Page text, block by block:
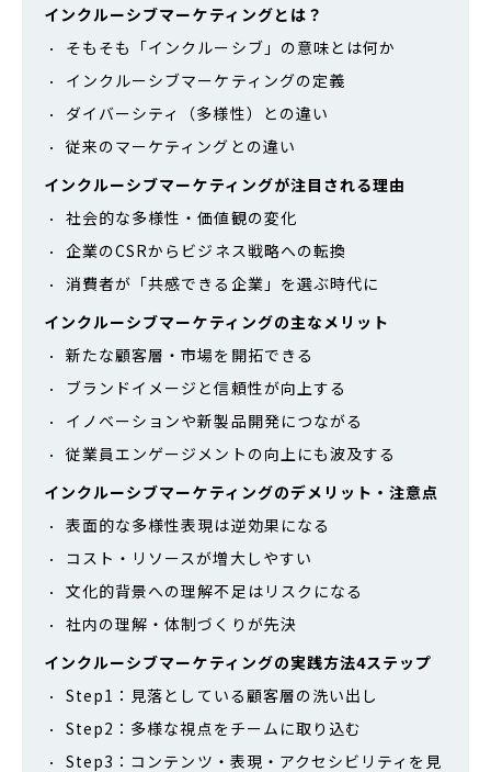
インクルーシブマーケティングとは？
そもそも「インクルーシブ」の意味とは何か
インクルーシブマーケティングの定義
ダイバーシティ（多様性）との違い
従来のマーケティングとの違い
インクルーシブマーケティングが注目される理由
社会的な多様性・価値観の変化
企業のCSRからビジネス戦略への転換
消費者が「共感できる企業」を選ぶ時代に
インクルーシブマーケティングの主なメリット
新たな顧客層・市場を開拓できる
ブランドイメージと信頼性が向上する
イノベーションや新製品開発につながる
従業員エンゲージメントの向上にも波及する
インクルーシブマーケティングのデメリット・注意点
表面的な多様性表現は逆効果になる
コスト・リソースが増大しやすい
文化的背景への理解不足はリスクになる
社内の理解・体制づくりが先決
インクルーシブマーケティングの実践方法4ステップ
Step1：見落としている顧客層の洗い出し
Step2：多様な視点をチームに取り込む
Step3：コンテンツ・表現・アクセシビリティを見